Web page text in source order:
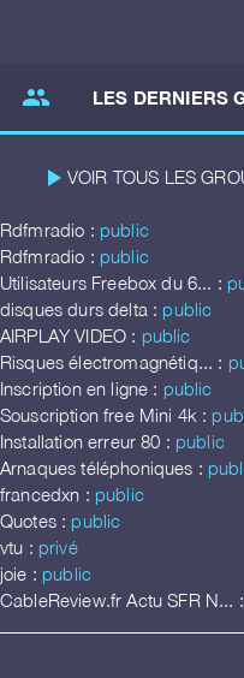
group LES DERNIERS
play_arrow VOIR TOUS LES
Rdfmradio : public
Rdfmradio : public
Utilisateurs Freebox du 6... :
disques durs delta : public
AIRPLAY VIDEO : public
Risques électromagnétiq... :
Inscription en ligne : public
Souscription free Mini 4k :
Installation erreur 80 : public
Arnaques téléphoniques :
francedxn : public
Quotes : public
vtu : privé
joie : public
CableReview.fr Actu SFR N... :